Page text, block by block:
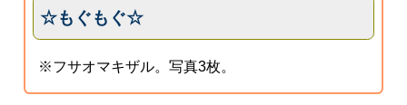
☆もぐもぐ☆
※フサオマキザル。写真3枚。